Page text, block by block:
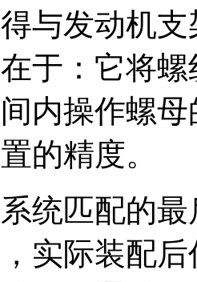
与发动机
于：它将
内操作螺
的精度。
统匹配的
实际装配